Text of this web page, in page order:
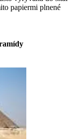
papiermi plnené